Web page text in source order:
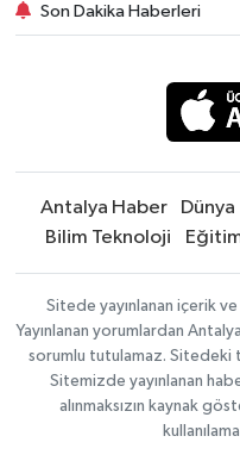
Son Dakika Haberleri
Antalya Haber Dünya
Bilim Teknoloji
Sitede yayınlanan içerik
Yayınlanan yorumlardan
sorumlu tutulamaz. Sitedeki
Sitemizde yayınlanan
alınmaksızın kaynak